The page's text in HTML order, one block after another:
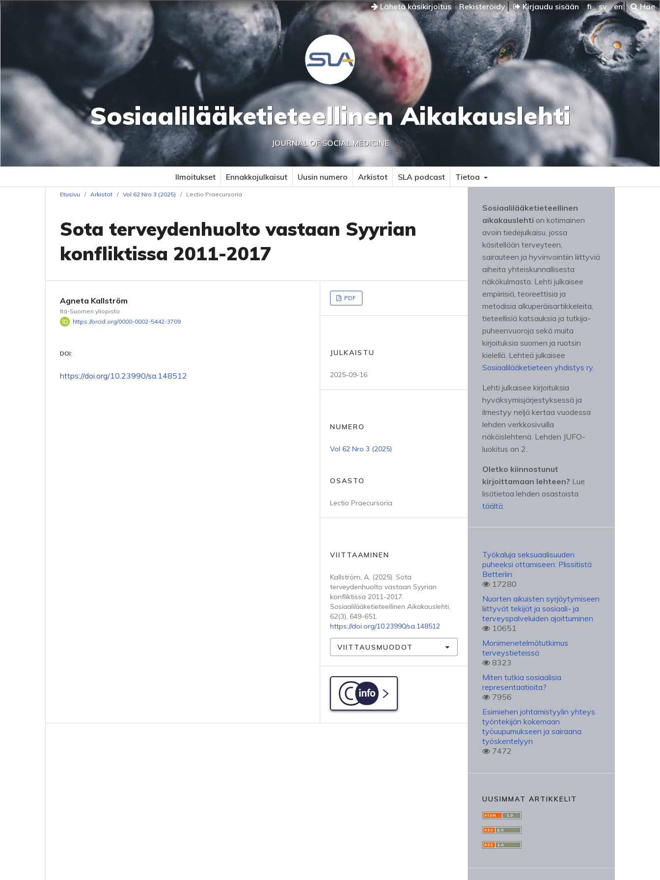
Lähetä käsikirjoitus Rekisteröidy Kirjaudu sisään fi sv en Hae
Sosiaalilääketieteellinen Aikakauslehti
JOURNAL OF SOCIAL MEDICINE
Ilmoitukset Ennakkojulkaisut Uusin numero Arkistot SLA podcast Tietoa
Etusivu / Arkistot / Vol 62 Nro 3 (2025) / Lectio Praecursoria
Sota terveydenhuolto vastaan Syyrian
konfliktissa 2011-2017
Agneta Kallström
Itä-Suomen yliopisto
https://orcid.org/0000-0002-5442-3709
DOI:
https://doi.org/10.23990/sa.148512
PDF
JULKAISTU
2025-09-16
NUMERO
Vol 62 Nro 3 (2025)
OSASTO
Lectio Praecursoria
VIITTAAMINEN
Kallström, A. (2025). Sota
terveydenhuolto vastaan Syyrian
konfliktissa 2011-2017.
Sosiaalilääketieteellinen Aikakauslehti,
62(3), 649-651.
https://doi.org/10.23990/sa.148512
VIITTAUSMUODOT
C-info
Sosiaalilääketieteellinen
aikakauslehti on kotimainen
avoin tiedejulkaisu, jossa
käsitellään terveyteen,
sairauteen ja hyvinvointiin liittyviä
aiheita yhteiskunnallisesta
näkökulmasta. Lehti julkaisee
empiirisiä, teoreettisia ja
metodisia alkuperäisartikkeleita,
tieteellisiä katsauksia ja tutkija-
puheenvuoroja sekä muita
kirjoituksia suomen ja ruotsin
kielellä. Lehteä julkaisee
Sosiaalilääketieteen yhdistys ry.
Lehti julkaisee kirjoituksia
hyväksymisjärjestyksessä ja
ilmestyy neljä kertaa vuodessa
lehden verkkosivuilla
näköislehtenä. Lehden JUFO-
luokitus on 2.
Oletko kiinnostunut
kirjoittamaan lehteen? Lue
lisätietoa lehden osastoista
täältä.
Työkaluja seksuaalisuuden
puheeksi ottamiseen: Plissitistä
Betteriin
17280
Nuorten aikuisten syrjäytymiseen
liittyvät tekijät ja sosiaali- ja
terveyspalveluiden ajoittuminen
10651
Monimenetelmätutkimus
terveystieteissä
8323
Miten tutkia sosiaalisia
representaatioita?
7956
Esimiehen johtamistyylin yhteys
työntekijän kokemaan
työuupumukseen ja sairaana
työskentelyyn
7472
UUSIMMAT ARTIKKELIT